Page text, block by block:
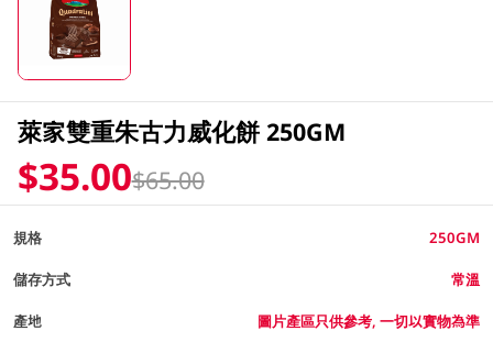
萊家雙重朱古力威化餅 250GM
$35.00$65.00
規格 250GM
儲存方式 常溫
產地 圖片產區只供參考, 一切以實物為準